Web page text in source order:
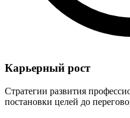
Карьерный рост
Стратегии развития
постановки целей до